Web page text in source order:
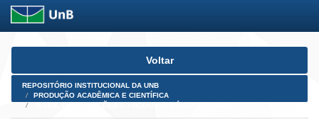
Skip
Voltar
REPOSITÓRIO INSTITUCIONAL DA UNB
PRODUÇÃO ACADÊMICA E CIENTÍFICA